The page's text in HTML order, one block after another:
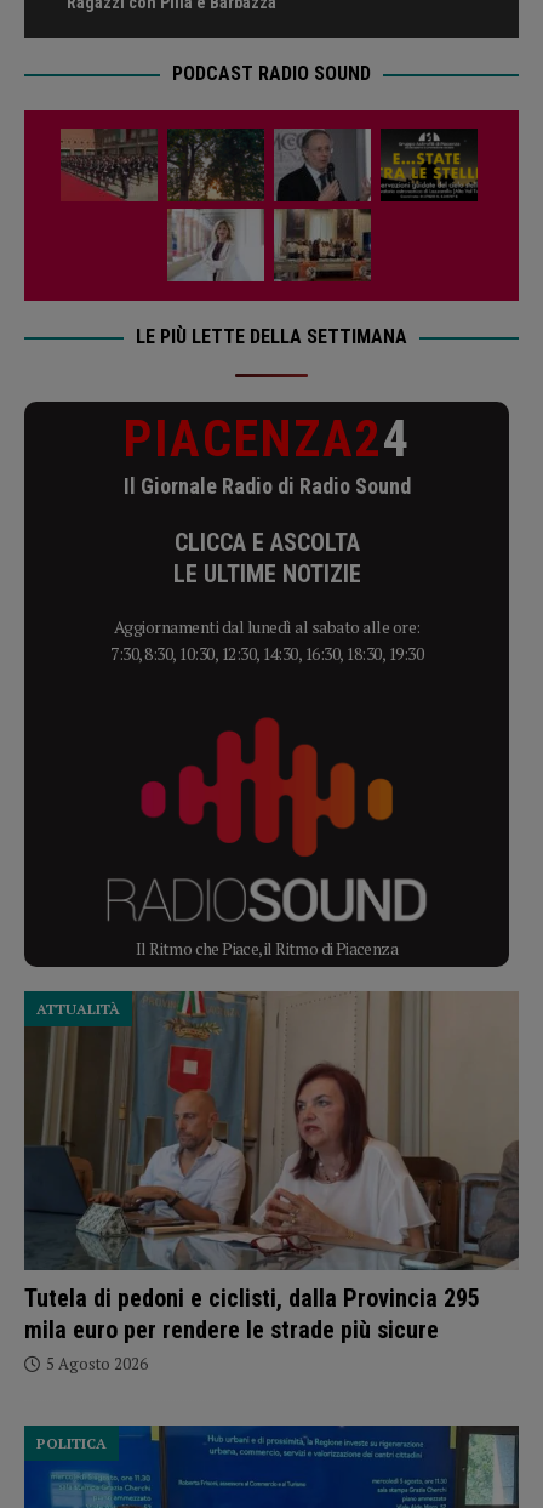
PODCAST RADIO SOUND
LE PIÙ LETTE DELLA SETTIMANA
PIACENZA24
Il Giornale Radio di Radio Sound
CLICCA E ASCOLTA
LE ULTIME NOTIZIE
Aggiornamenti dal lunedì al sabato alle ore:
7:30, 8:30, 10:30, 12:30, 14:30, 16:30, 18:30, 19:30
Il Ritmo che Piace, il Ritmo di Piacenza
Tutela di pedoni e ciclisti, dalla Provincia 295
mila euro per rendere le strade più sicure
ATTUALITÀ
5 Agosto 2026
POLITICA